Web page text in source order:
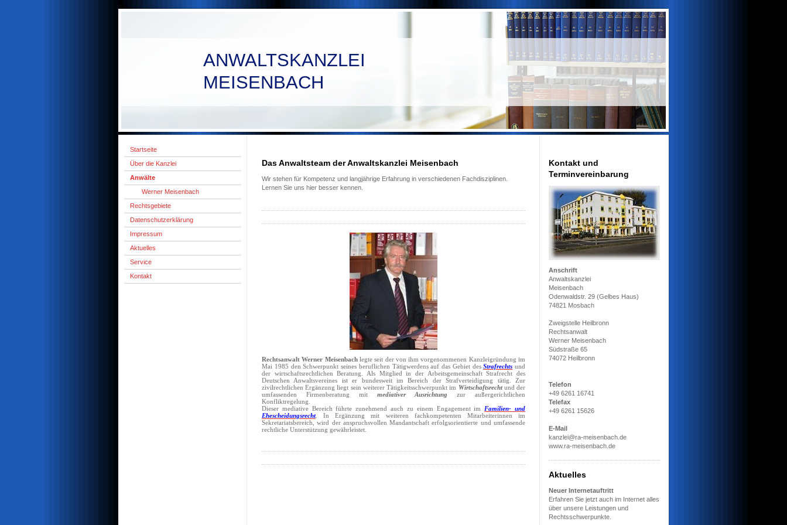
ANWALTSKANZLEI
MEISENBACH
Startseite
Über die Kanzlei
Anwälte
Werner Meisenbach
Rechtsgebiete
Datenschutzerklärung
Impressum
Aktuelles
Service
Kontakt
Das Anwaltsteam der Anwaltskanzlei Meisenbach
Wir stehen für Kompetenz und langjährige Erfahrung in verschiedenen Fachdisziplinen.
Lernen Sie uns hier besser kennen.
Rechtsanwalt Werner Meisenbachlegte seit der von ihm vorgenommenen Kanzleigründung im
Mai 1985 den Schwerpunkt seines beruflichen Tätigwerdens auf das Gebiet desStrafrechts und
der wirtschaftsrechtlichen Beratung. Als Mitglied in der Arbeitsgemeinschaft Strafrecht des
Deutschen Anwaltsvereines ist er bundesweit im Bereich der Strafverteidigung tätig. Zur
zivilrechtlichen Ergänzung liegt sein weiterer Tätigkeitsschwerpunkt im Wirtschaftsrechtund der
umfassenden Firmenberatung mit mediativer Ausrichtung
zur außergerichtlichen
Konfliktregelung.
Dieser mediative Bereich führte zunehmend auch zu einem Engagement im Familien- und
Ehescheidungsrecht. In Ergänzung mit weiteren fachkompetenten Mitarbeiterinnen im
Sekretariatsbereich, wird der anspruchsvollen Mandantschaft erfolgsorientierte und umfassende
rechtliche Unterstützung gewährleistet.
Kontakt und
Terminvereinbarung
Anschrift
Anwaltskanzlei
Meisenbach
Odenwaldstr. 29 (Gelbes Haus)
74821 Mosbach
Zweigstelle Heilbronn
Rechtsanwalt
Werner Meisenbach
Südstraße 65
74072 Heilbronn
Telefon
+49 6261 16741
Telefax
+49 6261 15626
E-Mail
kanzlei@ra-meisenbach.de
www.ra-meisenbach.de
Aktuelles
Neuer Internetauftritt
Erfahren Sie jetzt auch im Internet alles
über unsere Leistungen und
Rechtsschwerpunkte.